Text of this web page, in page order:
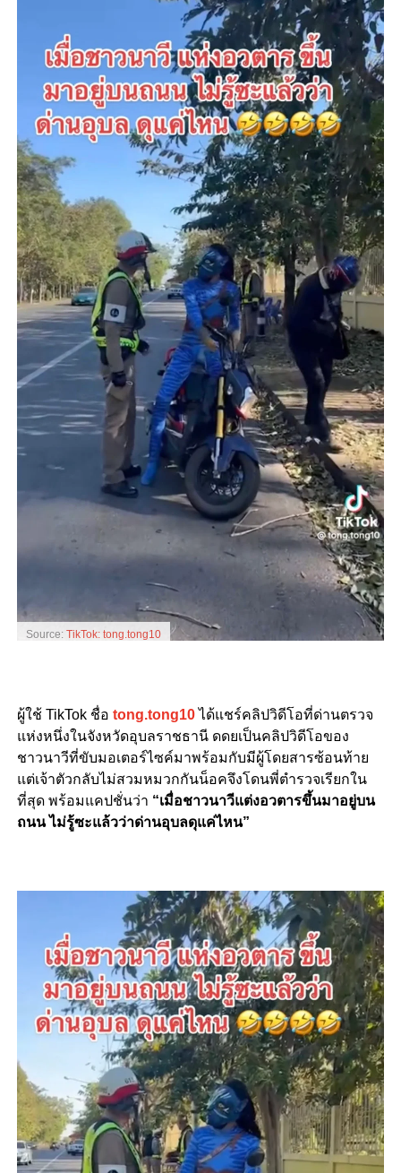
Source: TikTok: tong.tong10
ผู้ใช้ TikTok ชื่อ tong.tong10ได้แชร์คลิปวิดีโอที่ด่านตรวจ
แห่งหนึ่งในจังหวัดอุบลราชธานี ดดยเป็นคลิปวิดีโอของ
ชาวนาวีที่ขับมอเตอร์ไซค์มาพร้อมกับมีผู้โดยสารซ้อนท้าย
แต่เจ้าตัวกลับไม่สวมหมวกกันน็อคจึงโดนพี่ตำรวจเรียกใน
ที่สุด พร้อมแคปชั่นว่า “เมื่อชาวนาวีแต่งอวตารขึ้นมาอยู่บน
ถนน ไม่รู้ซะแล้วว่าด่านอุบลดุแค่ไหน”